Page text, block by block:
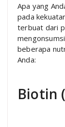
Apa yang
pada
terbuat dari
beberapa
Anda:
Biotin